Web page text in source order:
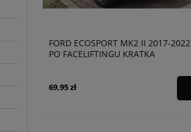
FORD ECOSPORT MK2 II 2017-2022
PO FACELIFTINGU KRATKA
69,95 zł